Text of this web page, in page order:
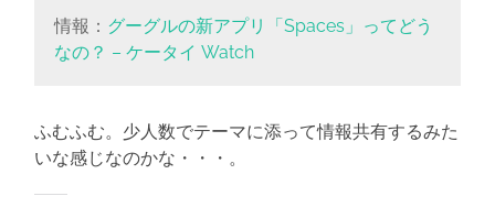
情報： グーグルの新アプリ「Spaces」ってどう
なの？ – ケータイ Watch
ふむふむ。少人数でテーマに添って情報共有するみた
いな感じなのかな・・・。